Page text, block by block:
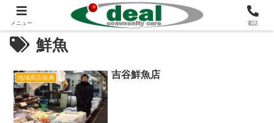
鮮魚
地域商店振興 吉谷鮮魚店
メニュー 電話